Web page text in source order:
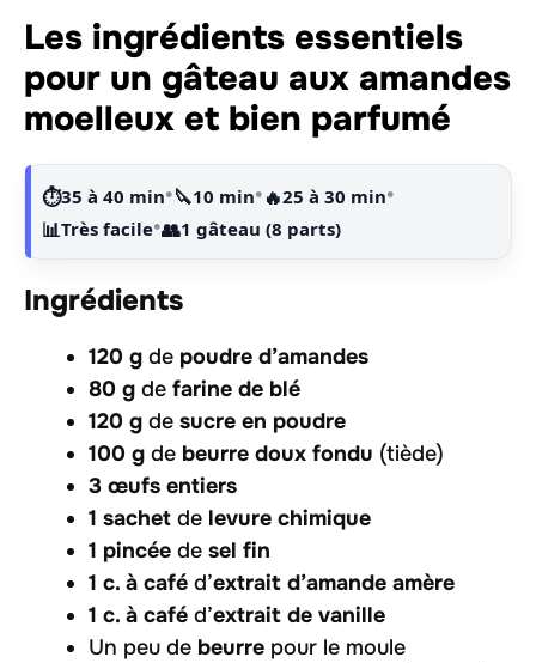
Les ingrédients essentiels
pour un gâteau aux amandes
moelleux et bien parfumé
⏱️35 à 40 min•🔪10 min•🔥25 à 30 min•
📊Très facile•👥1 gâteau (8 parts)
Ingrédients
120 g de poudre d’amandes
80 g de farine de blé
120 g de sucre en poudre
100 g de beurre doux fondu (tiède)
3 œufs entiers
1 sachet de levure chimique
1 pincée de sel fin
1 c. à café d’extrait d’amande amère
1 c. à café d’extrait de vanille
Un peu de beurre pour le moule